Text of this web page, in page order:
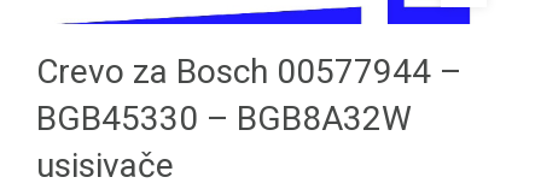
Crevo za Bosch 00577944 –
BGB45330 – BGB8A32W
usisivače